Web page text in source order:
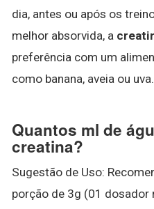
dia, antes ou após os
melhor absorvida, a
preferência com um
como banana, aveia ou uva.
Quantos ml de
creatina?
Sugestão de Uso:
porção de 3g (01 dosador